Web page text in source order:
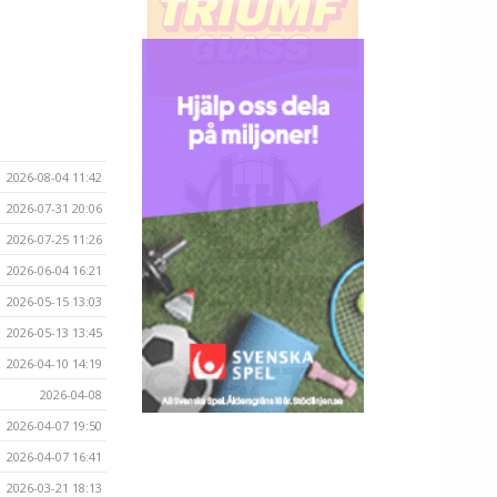
2026-08-04 11:42
2026-07-31 20:06
2026-07-25 11:26
2026-06-04 16:21
2026-05-15 13:03
2026-05-13 13:45
2026-04-10 14:19
2026-04-08
2026-04-07 19:50
2026-04-07 16:41
2026-03-21 18:13